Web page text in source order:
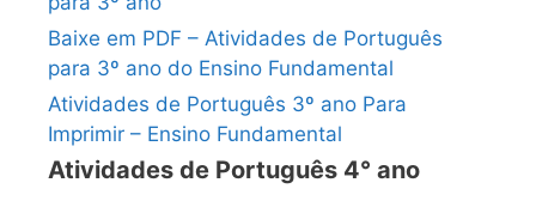
Baixe em PDF – Atividades de Português
para 3º ano do Ensino Fundamental
Atividades de Português 3º ano Para
Imprimir – Ensino Fundamental
Atividades de Português 4° ano